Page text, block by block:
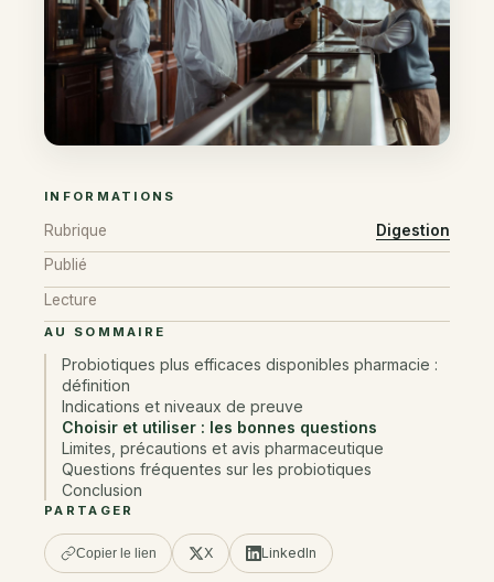
INFORMATIONS
Rubrique
Digestion
Publié
Lecture
AU SOMMAIRE
Probiotiques plus efficaces disponibles pharmacie :
définition
Indications et niveaux de preuve
Choisir et utiliser : les bonnes questions
Limites, précautions et avis pharmaceutique
Questions fréquentes sur les probiotiques
Conclusion
PARTAGER
Copier le lien X LinkedIn